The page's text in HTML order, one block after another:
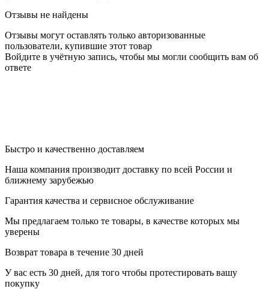
Отзывы не найдены
Отзывы могут оставлять только авторизованные
пользователи, купившие этот товар
Войдите в учётную запись, чтобы мы могли сообщить вам об
ответе
Быстро и качественно доставляем
Наша компания производит доставку по всей России и
ближнему зарубежью
Гарантия качества и сервисное обслуживание
Мы предлагаем только те товары, в качестве которых мы
уверены
Возврат товара в течение 30 дней
У вас есть 30 дней, для того чтобы протестировать вашу
покупку